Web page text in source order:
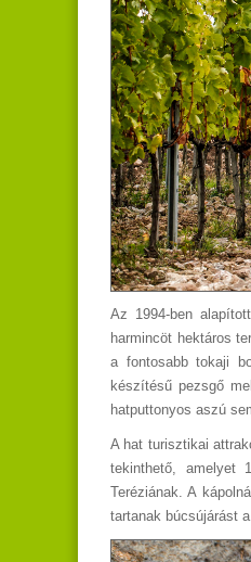
Az 1994-ben
harmincöt hektáros
a fontosabb tokaji
készítésű pezsgő
hatputtonyos aszú
A hat turisztikai
tekinthető, amelyet
Teréziának. A
tartanak búcsújárást